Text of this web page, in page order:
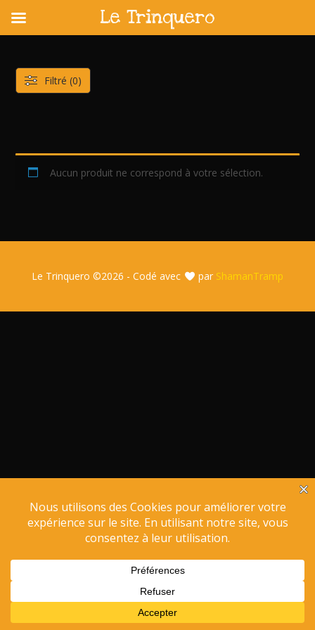
content
Aucun produit ne correspond à votre sélection.
Filtré (0)
Le Trinquero ©2026 - Codé avec par ShamanTramp
Le Trinquero